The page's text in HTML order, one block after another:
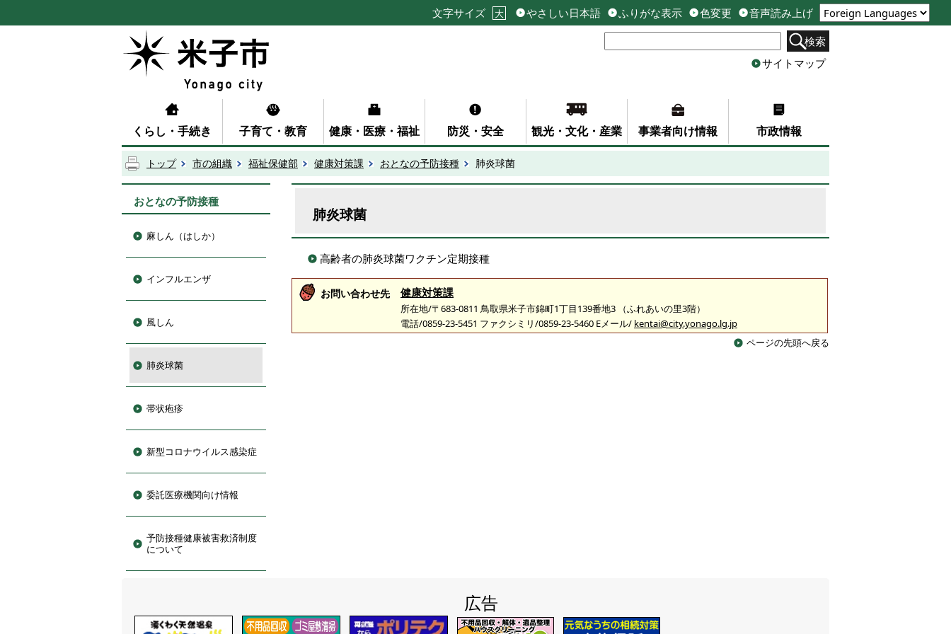
文字サイズ 大 やさしい日本語 ふりがな表示 色変更
音声読み上げ
検索
サイトマップ
くらし・手続き 子育て・教育 健康・医療・福祉 防災・安全 観光・文化・産業 事業者向け情報 市政情報
トップ 市の組織 福祉保健部 健康対策課 おとなの予防接種 肺炎球菌
おとなの予防接種
麻しん（はしか）
インフルエンザ
風しん
肺炎球菌
帯状疱疹
新型コロナウイルス感染症
委託医療機関向け情報
予防接種健康被害救済制度
について
肺炎球菌
高齢者の肺炎球菌ワクチン定期接種
お問い合わせ先 健康対策課
所在地/〒683-0811 鳥取県米子市錦町1丁目139番地3 （ふれあいの里3階）
電話/0859-23-5451 ファクシミリ/0859-23-5460 Eメール/ kentai@city.yonago.lg.jp
ページの先頭へ戻る
広告